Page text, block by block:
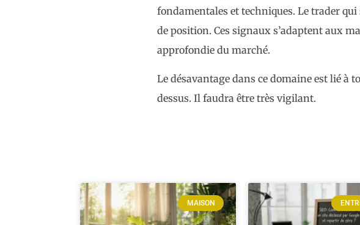
fondamentales et techniques. Le trader
de position. Ces signaux s’adaptent aux
approfondie du marché.
Le désavantage dans ce domaine est lié à
dessus. Il faudra être très vigilant.
MAISON